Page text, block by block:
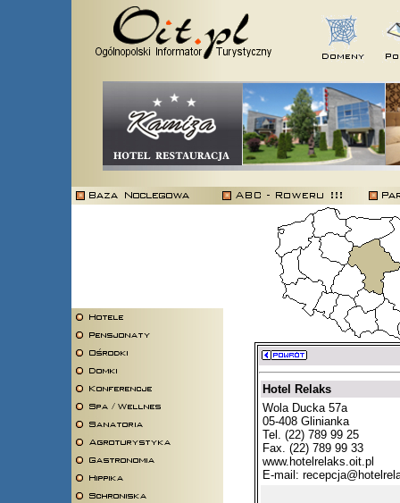
Hotel Relaks
Wola Ducka 57a
05-408 Glinianka
Tel. (22) 789 99 25
Fax. (22) 789 99 33
www.hotelrelaks.oit.pl
E-mail: